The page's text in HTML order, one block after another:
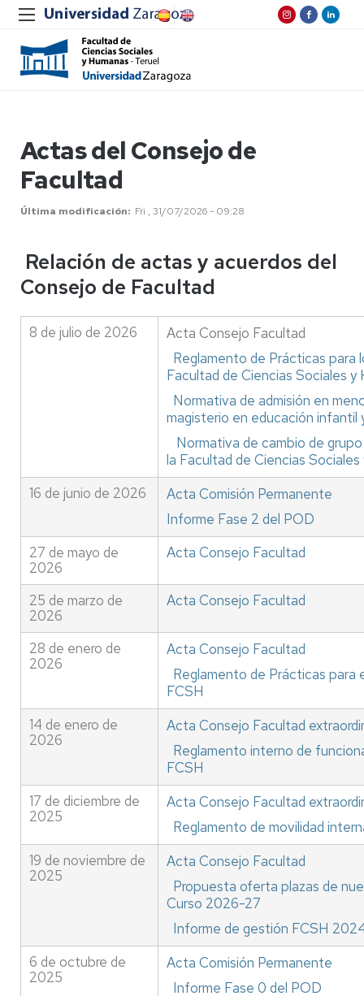
Actas del Consejo de
Facultad
Última modificación Fri , 31/07/2026 - 09:28
Relación de actas y acuerdos del
Consejo de Facultad
8 de julio de 2026
Acta Consejo Facultad
Reglamento de Prácticas para
Facultad de Ciencias Sociales y
Normativa de admisión en
magisterio en educación
Normativa de cambio de
la Facultad de Ciencias Sociales
16 de junio de 2026
Acta Comisión Permanente
Informe Fase 2 del POD
27 de mayo de
2026
Acta Consejo Facultad
25 de marzo de
2026
Acta Consejo Facultad
28 de enero de
2026
Acta Consejo Facultad
Reglamento de Prácticas para
FCSH
14 de enero de
2026
Acta Consejo Facultad
Reglamento interno de
FCSH
17 de diciembre de
2025
Acta Consejo Facultad
Reglamento de movilidad
19 de noviembre de
2025
Acta Consejo Facultad
Propuesta oferta plazas de
Curso 2026-27
Informe de gestión FCSH
6 de octubre de
2025
Acta Comisión Permanente
Informe Fase 0 del POD